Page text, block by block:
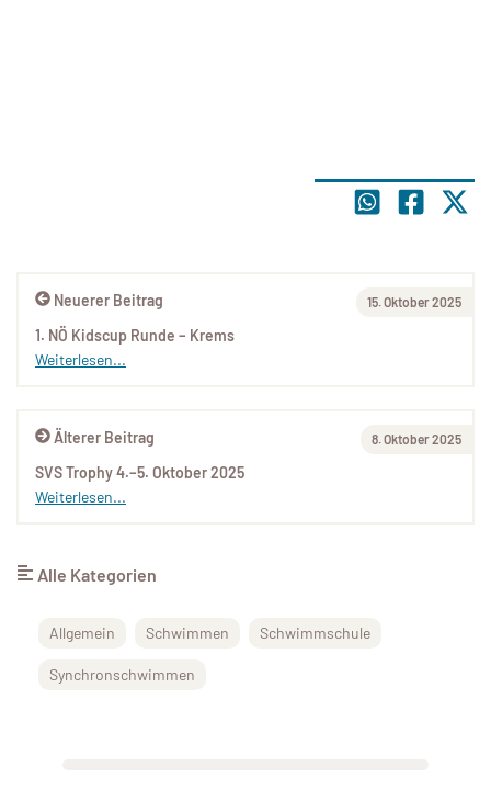
Älterer Beitrag 8. Oktober 2025
SVS Trophy 4.–5. Oktober 2025
Weiterlesen...
Neuerer Beitrag 15. Oktober 2025
1. NÖ Kidscup Runde – Krems
Weiterlesen...
Alle Kategorien
Allgemein Schwimmen Schwimmschule
Synchronschwimmen